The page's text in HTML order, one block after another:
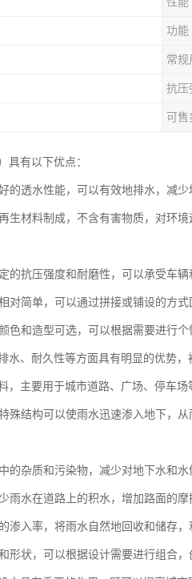
功能
常规
抗压
可售
具有以下优点：
的透水性能，可以有效地排水，减
生材料制成，不含有害物质，对环
的抗压强度和耐磨性，可以承受车
对简单，可以通过拼接或铺设的方
色和造型可选，可以根据需要进行个
水、耐久性等方面具有明显的优势
，主要用于城市道路、广场、停车场
殊结构可以使雨水迅速渗入地下，
的杂质和污染物，减少对地下水和水
雨水在道路上的积水，增加路面的摩
渗入率，将雨水自然地回收和储存，
形状，可以根据设计需要进行组合